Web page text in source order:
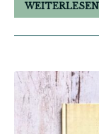
WEITERLESEN